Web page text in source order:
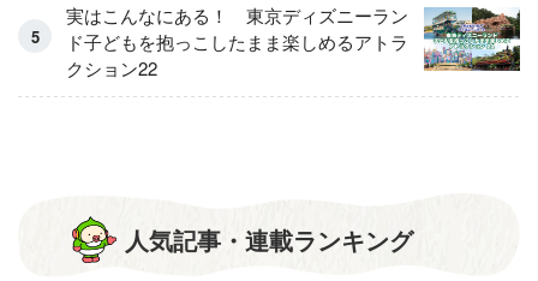
実はこんなにある！ 東京ディズニーラン
ド子どもを抱っこしたまま楽しめるアトラ
クション22
人気記事・連載ランキング